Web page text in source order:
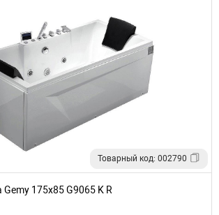
Товарный код: 002790
175х85 G9065 K R